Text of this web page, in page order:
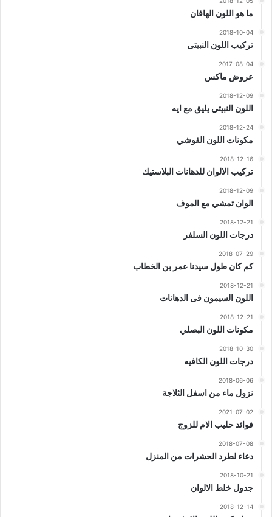
ما هو اللون الهافان
2018-10-04
تركيب اللون النبيتى
2017-08-04
عروض ماكس
2018-12-09
اللون النبيتي يليق مع ايه
2018-12-24
مكونات اللون الفوشي
2018-12-16
تركيب الالوان للدهانات البلاستيك
2018-12-09
الوان تمشي مع الموف
2018-12-21
درجات اللون السلفر
2018-07-29
كم كان طول سيدنا عمر بن الخطاب
2018-12-21
اللون السيمون فى الدهانات
2018-12-21
مكونات اللون البصلي
2018-10-30
درجات اللون الكافيه
2018-06-06
نزول ماء من اسفل الثلاجة
2021-07-02
فوائد حليب الام للزوج
2018-07-08
دعاء لطرد الحشرات من المنزل
2018-10-21
جدول خلط الالوان
2018-12-14